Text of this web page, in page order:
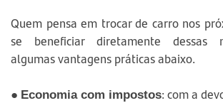
Quem pensa em trocar de carro nos
se beneficiar diretamente dessas
algumas vantagens práticas abaixo.
● Economia com impostos: com a